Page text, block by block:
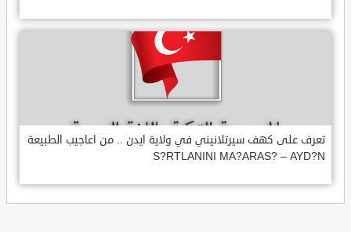
تعرف على كهف سيرتلانيني في ولاية ايدن .. من اعاجيب الطبيعة
S?RTLANINI MA?ARAS? – AYD?N